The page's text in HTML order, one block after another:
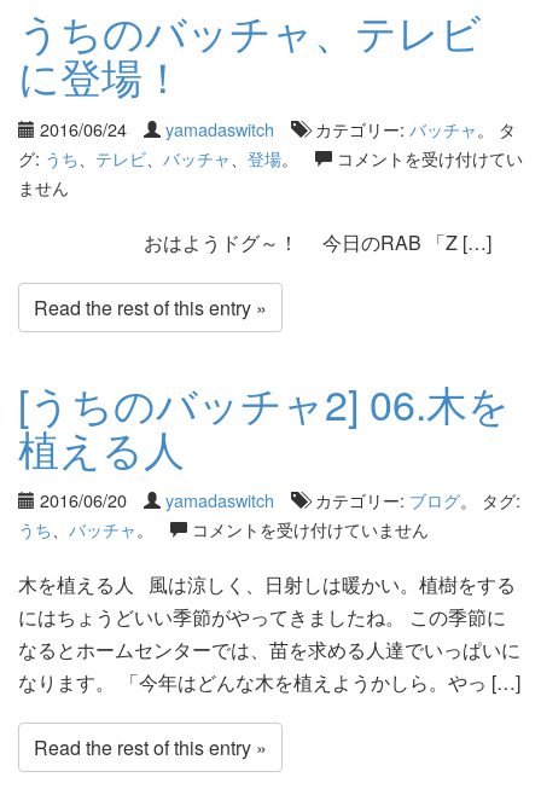
うちのバッチャ、テレビ
に登場！
2016/06/24 yamadaswitch カテゴリー: バッチャ。 タ
グ: うち テレビ バッチャ 登場。
コメントを受け付けてい
ません
おはようドグ～！ 今日のRAB 「Z […]
Read the rest of this entry »
[うちのバッチャ2] 06.木を
植える人
2016/06/20 yamadaswitch カテゴリー: ブログ。 タグ:
うち
バッチャ。 コメントを受け付けていません
木を植える人 風は涼しく、日射しは暖かい。植樹をする
にはちょうどいい季節がやってきましたね。 この季節に
なるとホームセンターでは、苗を求める人達でいっぱいに
なります。 「今年はどんな木を植えようかしら。やっ […]
Read the rest of this entry »